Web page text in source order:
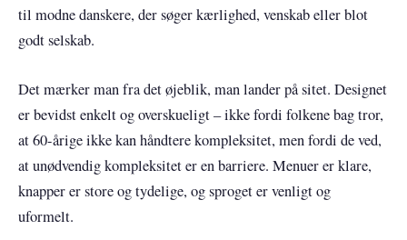
til modne danskere, der søger kærlighed, venskab eller blot
godt selskab.
Det mærker man fra det øjeblik, man lander på sitet. Designet
er bevidst enkelt og overskueligt – ikke fordi folkene bag tror,
at 60-årige ikke kan håndtere kompleksitet, men fordi de ved,
at unødvendig kompleksitet er en barriere. Menuer er klare,
knapper er store og tydelige, og sproget er venligt og
uformelt.